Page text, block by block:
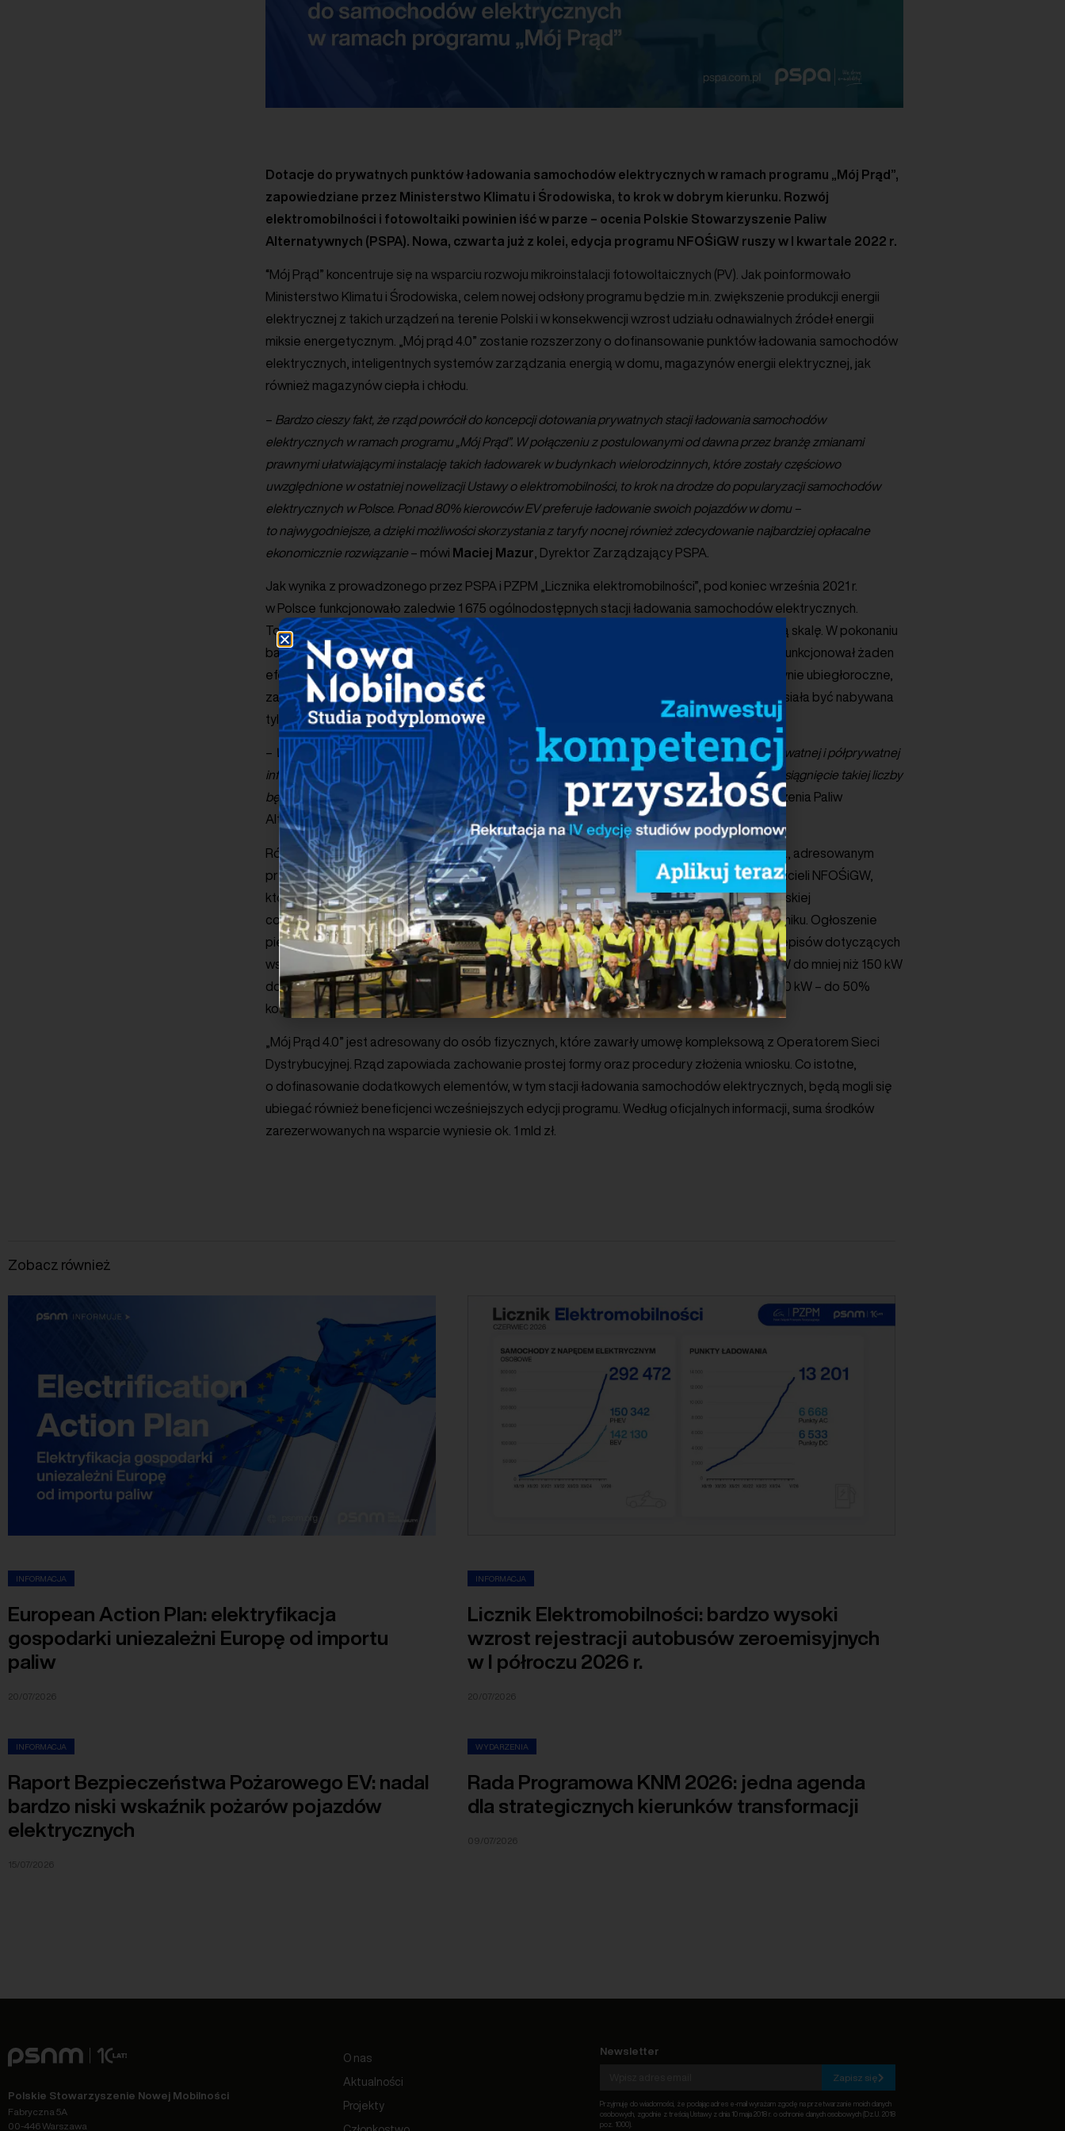
Dotacje do prywatnych punktów ładowania samochodów elektrycznych w ramach programu „Mój Prąd”,
zapowiedziane przez Ministerstwo Klimatu i Środowiska, to krok w dobrym kierunku. Rozwój
elektromobilności i fotowoltaiki powinien iść w parze – ocenia Polskie Stowarzyszenie Paliw
Alternatywnych (PSPA). Nowa, czwarta już z kolei, edycja programu NFOŚiGW ruszy w I kwartale 2022 r.
“Mój Prąd” koncentruje się na wsparciu rozwoju mikroinstalacji fotowoltaicznych (PV). Jak poinformowało
Ministerstwo Klimatu i Środowiska, celem nowej odsłony programu będzie m.in. zwiększenie produkcji energii
elektrycznej z takich urządzeń na terenie Polski i w konsekwencji wzrost udziału odnawialnych źródeł energii
miksie energetycznym. „Mój prąd 4.0” zostanie rozszerzony o dofinansowanie punktów ładowania samochodów
elektrycznych, inteligentnych systemów zarządzania energią w domu, magazynów energii elektrycznej, jak
również magazynów ciepła i chłodu.
– Bardzo cieszy fakt, że rząd powrócił do koncepcji dotowania prywatnych stacji ładowania samochodów
elektrycznych w ramach programu „Mój Prąd”. W połączeniu z postulowanymi od dawna przez branżę zmianami
prawnymi ułatwiającymi instalację takich ładowarek w budynkach wielorodzinnych, które zostały częściowo
uwzględnione w ostatniej nowelizacji Ustawy o elektromobilności, to krok na drodze do popularyzacji samochodów
elektrycznych w Polsce. Ponad 80% kierowców EV preferuje ładowanie swoich pojazdów w domu –
to najwygodniejsze, a dzięki możliwości skorzystania z taryfy nocnej również zdecydowanie najbardziej opłacalne
ekonomicznie rozwiązanie – mówi Maciej Mazur , Dyrektor Zarządzający PSPA.
Jak wynika z prowadzonego przez PSPA i PZPM „Licznika elektromobilności”, pod koniec września 2021 r.
w Polsce funkcjonowało zaledwie 1 675 ogólnodostępnych stacji ładowania samochodów elektrycznych.
To wciąż o wiele za mała liczba w kontekście rozwoju zeroemisyjnego transportu na masową skalę. W pokonaniu
bariery infrastrukturalnej mogą pomóc ładowarki prywatne, jednak do tej pory w Polsce nie funkcjonował żaden
efektywny instrument wsparcia instalacji stacji niepublicznych. Taką opcję przewidywały jedynie ubiegłoroczne,
zakończone już programy pilotażowe NFOŚiGW „eVan” oraz „Koliber”, jednak ładowarka musiała być nabywana
tylko wraz z samochodem elektrycznym.
– W najnowszej edycji raportu „Polish EV Outlook 2021” szacujemy potencjał polskiego rynku prywatnej i półprywatnej
infrastruktury ładowania na 90-115 tys. punktów. Bez wdrożenia dotacji ze środków publicznych osiągnięcie takiej liczby
będzie bardzo trudne
– dodaje Maciej Mazur, Dyrektor Zarządzający Polskiego Stowarzyszenia Paliw
Alternatywnych (PSPA).
Równolegle do programu „Mój Prąd” rząd pracuje nad zupełnie nowym programem wsparcia, adresowanym
przede wszystkim do operatorów infrastruktury ogólnodostępnej. Wg deklaracji przedstawicieli NFOŚiGW,
które padły podczas niedawnego Kongresu Nowej Mobilności 2021, decyzja Komisji Europejskiej
co do propozycji polskich regulacji w tym zakresie może zostać podjęta jeszcze w październiku. Ogłoszenie
pierwszego naboru mogłoby nastąpić w takiej sytuacji już w listopadzie. Ostatni projekt przepisów dotyczących
wsparcia zakłada m.in. dofinansowanie ogólnodostępnych stacji ładowania o mocy od 50 kW do mniej niż 150 kW
dotacją w wysokości do 30% kosztów kwalifikowanych, zaś urządzeń o mocy co najmniej 150 kW – do 50%
kosztów kwalifikowanych.
„Mój Prąd 4.0” jest adresowany do osób fizycznych, które zawarły umowę kompleksową z Operatorem Sieci
Dystrybucyjnej. Rząd zapowiada zachowanie prostej formy oraz procedury złożenia wniosku. Co istotne,
o dofinasowanie dodatkowych elementów, w tym stacji ładowania samochodów elektrycznych, będą mogli się
ubiegać również beneficjenci wcześniejszych edycji programu. Według oficjalnych informacji, suma środków
zarezerwowanych na wsparcie wyniesie ok. 1 mld zł.
Zobacz również
INFORMACJA
European Action Plan: elektryfikacja
gospodarki uniezależni Europę od importu
paliw
20/07/2026
INFORMACJA
Licznik Elektromobilności: bardzo wysoki
wzrost rejestracji autobusów zeroemisyjnych
w I półroczu 2026 r.
20/07/2026
INFORMACJA
Raport Bezpieczeństwa Pożarowego EV: nadal
bardzo niski wskaźnik pożarów pojazdów
elektrycznych
15/07/2026
WYDARZENIA
Rada Programowa KNM 2026: jedna agenda
dla strategicznych kierunków transformacji
09/07/2026
Polskie Stowarzyszenie Nowej Mobilności
Fabryczna 5A
00-446 Warszawa
O nas
Aktualności
Projekty
Newsletter
Zapisz się
Przyjmuję do wiadomości, że podając adres e-mail wyrażam zgodę na przetwarzanie moich danych
osobowych, zgodnie z treścią Ustawy z dnia 10 maja 2018 r. o ochronie danych osobowych (Dz.U. 2018
poz. 1000).